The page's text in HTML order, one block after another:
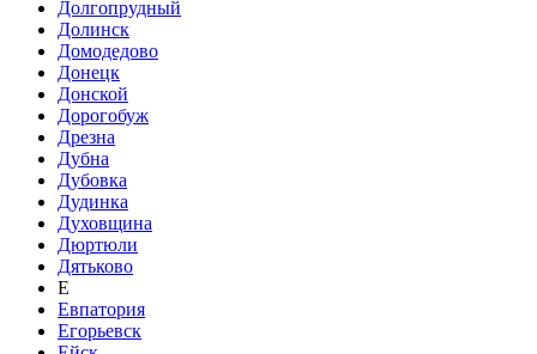
Долгопрудный
Долинск
Домодедово
Донецк
Донской
Дорогобуж
Дрезна
Дубна
Дубовка
Дудинка
Духовщина
Дюртюли
Дятьково
Е
Евпатория
Егорьевск